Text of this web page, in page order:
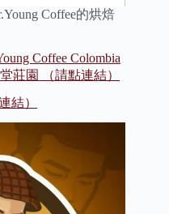
Coffee的烘焙
Coffee Colombia
莊園 （請點連結）
結）